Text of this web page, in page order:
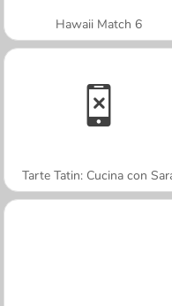
Hawaii Match 6
Tarte Tatin: Cucina con